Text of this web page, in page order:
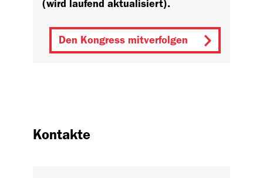
(wird laufend aktualisiert).
Den Kongress mitverfolgen
Kontakte